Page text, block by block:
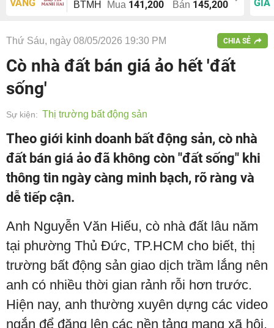
VÀNG
BTMH Mua 141,200 Bán 145,200
GIÁ
Thứ Sáu, ngày 08/05/2026 19:30 PM CHIA SẺ
Cò nhà đất bán giá ảo hết 'đất
sống'
Sự kiện: Thị trường bất động sản
Theo giới kinh doanh bất động sản, cò nhà
đất bán giá ảo đã không còn "đất sống" khi
thông tin ngày càng minh bạch, rõ ràng và
dễ tiếp cận.
Anh Nguyễn Văn Hiếu, cò nhà đất lâu năm
tại phường Thủ Đức, TP.HCM cho biết, thị
trường bất động sản giao dịch trầm lắng nên
anh có nhiều thời gian rảnh rỗi hơn trước.
Hiện nay, anh thường xuyên dựng các video
ngắn để đăng lên các nền tảng mạng xã hội.